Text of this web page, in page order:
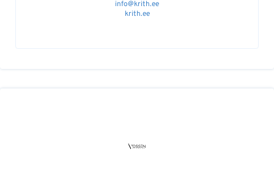
info@krith.ee
krith.ee